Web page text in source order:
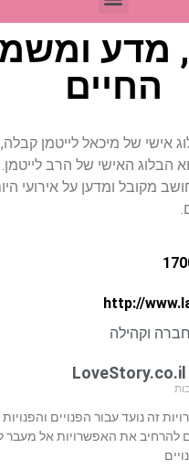
מדע
החיים
509-209 בלוג אישי של מיכאל לייטמן
הבלוג האישי של הרב לייטמן.
מקובל ומדען על אירועי
חברה וקהילה
זה נועד עבור הפנויים והפנויות
להרחיב את האפשרויות אל מעבר